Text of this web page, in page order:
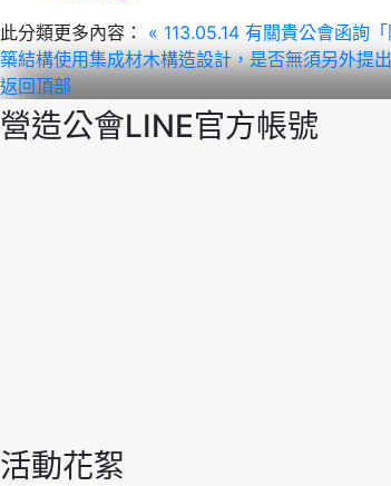
此分類更多內容： « 113.05.14 有關貴公會函詢
築結構使用集成材木構造設計，是否無須另外提
返回頂部
營造公會LINE官方帳號
活動花絮